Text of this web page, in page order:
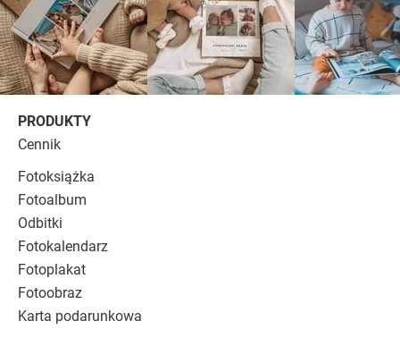
PRODUKTY
Cennik
Fotoksiążka
Fotoalbum
Odbitki
Fotokalendarz
Fotoplakat
Fotoobraz
Karta podarunkowa